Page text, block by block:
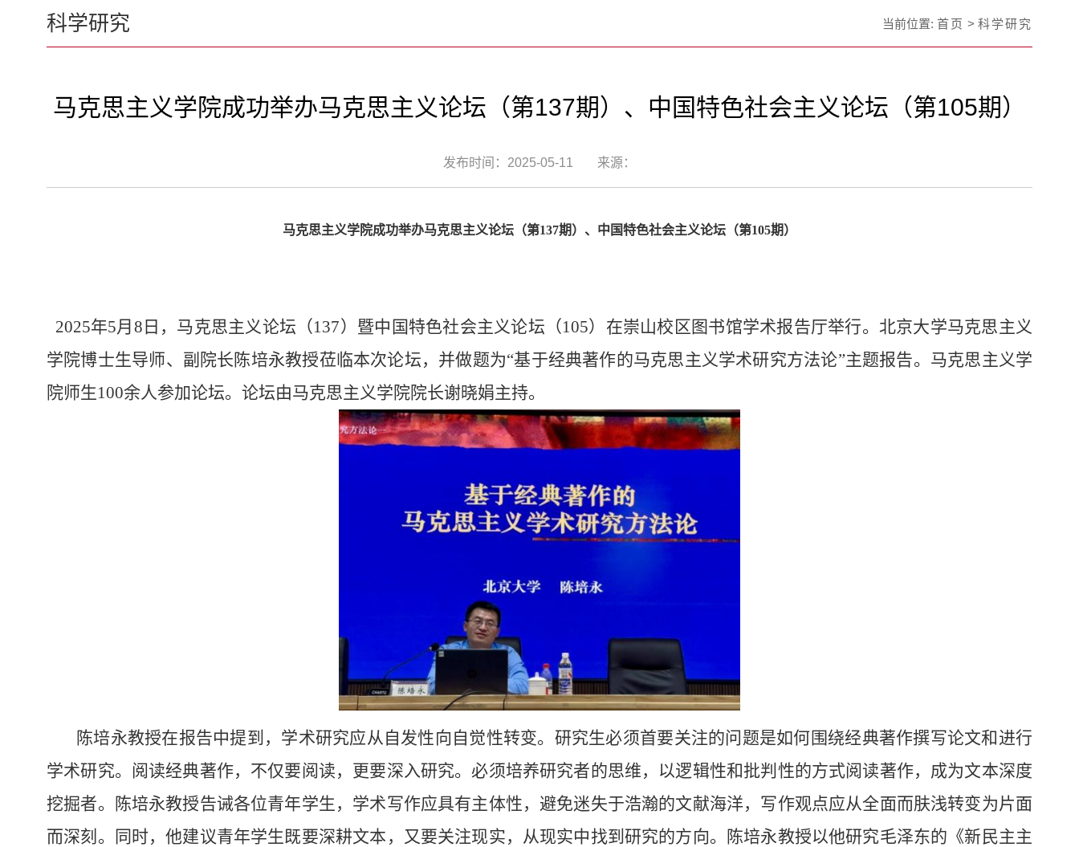
当前位置: 首页 > 科学研究
科学研究
马克思主义学院成功举办马克思主义论坛（第137期）、中国特色社会主义论坛（第105期）
发布时间：2025-05-11 来源：
马克思主义学院成功举办马克思主义论坛（第137期）、中国特色社会主义论坛（第105期）
2025年5月8日，马克思主义论坛（137）暨中国特色社会主义论坛（105）在崇山校区图书馆学术报告厅举行。北京大学马克思主义
学院博士生导师、副院长陈培永教授莅临本次论坛，并做题为“基于经典著作的马克思主义学术研究方法论”主题报告。马克思主义学
院师生100余人参加论坛。论坛由马克思主义学院院长谢晓娟主持。
陈培永教授在报告中提到，学术研究应从自发性向自觉性转变。研究生必须首要关注的问题是如何围绕经典著作撰写论文和进行
学术研究。阅读经典著作，不仅要阅读，更要深入研究。必须培养研究者的思维，以逻辑性和批判性的方式阅读著作，成为文本深度
挖掘者。陈培永教授告诫各位青年学生，学术写作应具有主体性，避免迷失于浩瀚的文献海洋，写作观点应从全面而肤浅转变为片面
而深刻。同时，他建议青年学生既要深耕文本，又要关注现实，从现实中找到研究的方向。陈培永教授以他研究毛泽东的《新民主主